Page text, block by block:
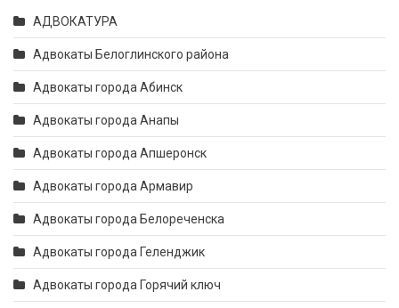
АДВОКАТУРА
Адвокаты Белоглинского района
Адвокаты города Абинск
Адвокаты города Анапы
Адвокаты города Апшеронск
Адвокаты города Армавир
Адвокаты города Белореченска
Адвокаты города Геленджик
Адвокаты города Горячий ключ